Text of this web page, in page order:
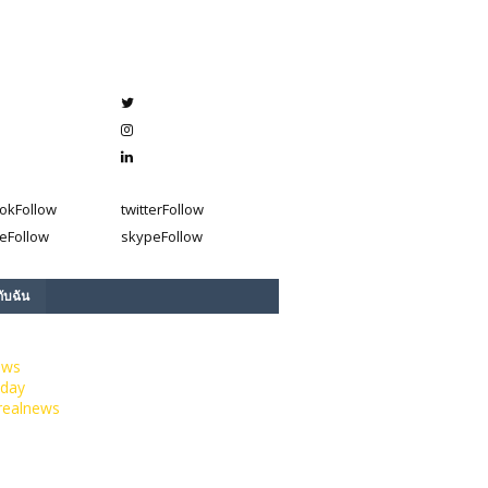
Follow twitterFollow
Follow skypeFollow
บฉัน